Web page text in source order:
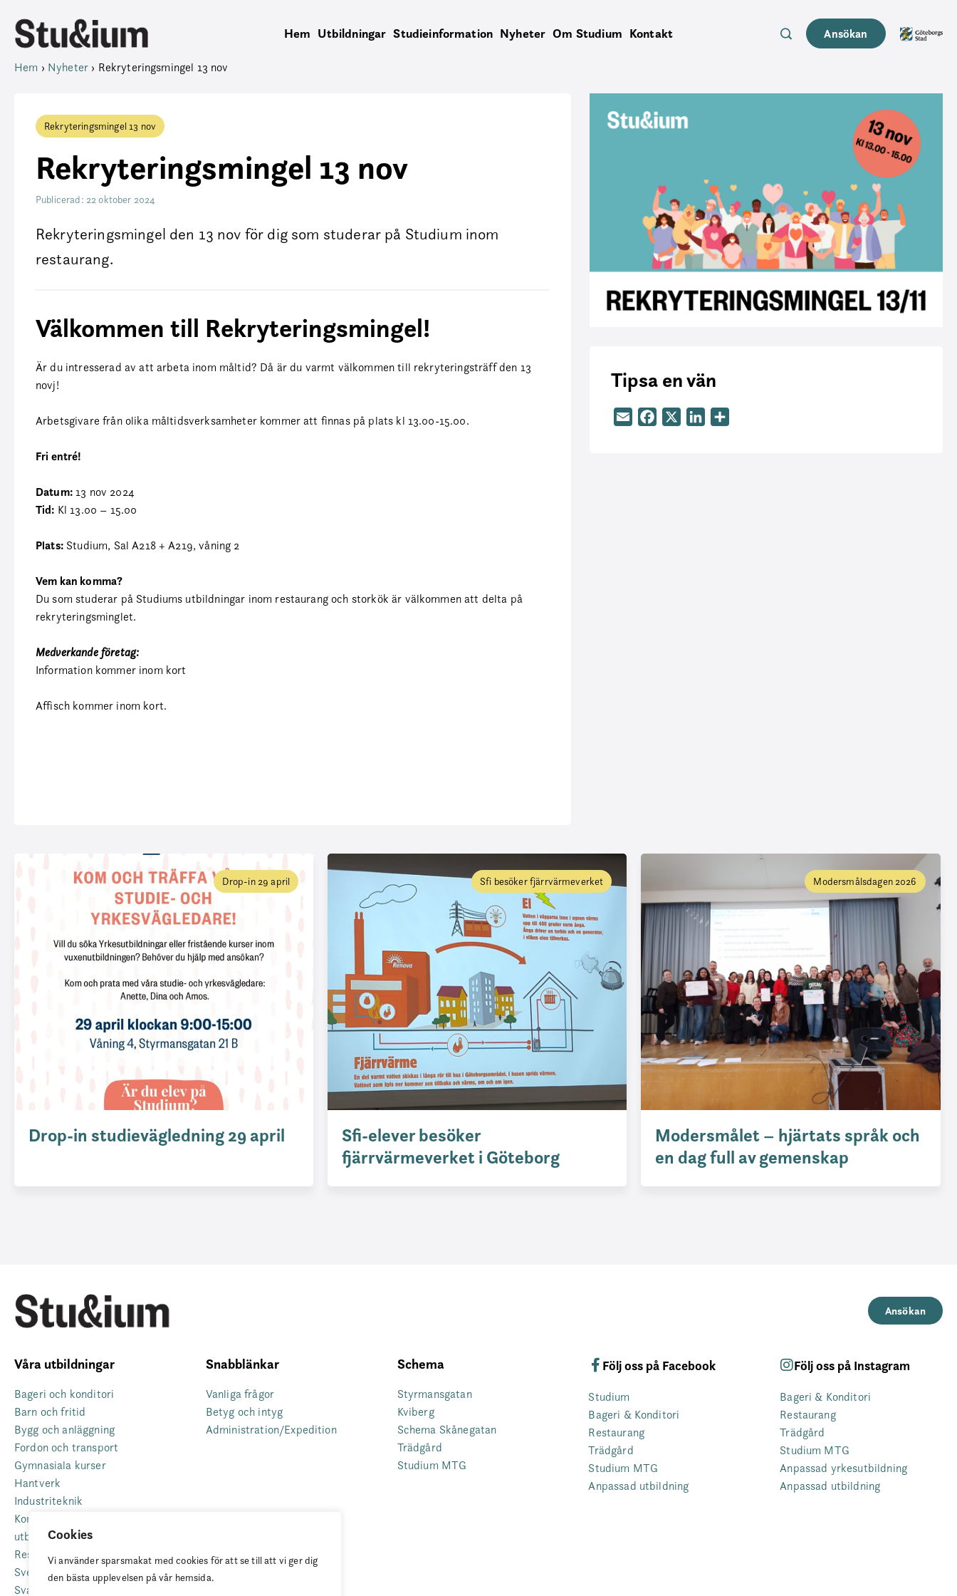
Cookies
Vi använder sparsmakat med cookies för att se till att vi ger dig
den bästa upplevelsen på vår hemsida.
Hem Utbildningar Studieinformation Nyheter Om Studium Kontakt Ansökan
Hem › Nyheter › Rekryteringsmingel 13 nov
Rekryteringsmingel 13 nov
Rekryteringsmingel 13 nov
Publicerad: 22 oktober 2024
Rekryteringsmingel den 13 nov för dig som studerar på Studium inom
restaurang.
Välkommen till Rekryteringsmingel!
Är du intresserad av att arbeta inom måltid? Då är du varmt välkommen till rekryteringsträff den 13
novj!
Arbetsgivare från olika måltidsverksamheter kommer att finnas på plats kl 13.00-15.00.
Fri entré!
Datum:13 nov 2024
Tid: Kl 13.00 – 15.00
Plats:Studium, Sal A218 + A219, våning 2
Vem kan komma?
Du som studerar på Studiums utbildningar inom restaurang och storkök är välkommen att delta på
rekryteringsminglet.
Medverkande företag:
Information kommer inom kort
Affisch kommer inom kort.
Tipsa en vän
Email Facebook LinkedIn
Drop-in 29 april
Drop-in studievägledning 29 april
Sfi besöker fjärrvärmeverket
Sfi-elever besöker
fjärrvärmeverket i Göteborg
Modersmålsdagen 2026
Modersmålet – hjärtats språk och
en dag full av gemenskap
Ansökan
Våra utbildningar
Bageri och konditori
Barn och fritid
Bygg och anläggning
Fordon och transport
Gymnasiala kurser
Hantverk
Industriteknik
Komvux som anpassad
utbildning
Restaurang
Svenska för invandrare (Sfi)
Sva – grundläggande svenska
Snabblänkar
Vanliga frågor
Betyg och intyg
Administration/Expedition
Schema
Styrmansgatan
Kviberg
Schema Skånegatan
Trädgård
Studium MTG
Följ oss på Facebook
Studium
Bageri & Konditori
Restaurang
Trädgård
Studium MTG
Anpassad utbildning
Följ oss på Instagram
Bageri & Konditori
Restaurang
Trädgård
Studium MTG
Anpassad yrkesutbildning
Anpassad utbildning